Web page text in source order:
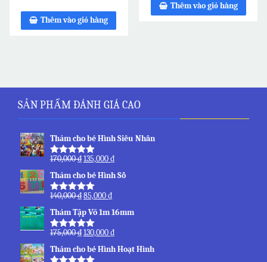
Thêm vào giỏ hàng
Thêm vào giỏ hàng
SẢN PHẨM ĐÁNH GIÁ CAO
Thảm cho bé Hình Siêu Nhân
Được xếp
sao
170,000₫135,000₫
Thảm cho bé Hình Số
Được xếp
sao
140,000₫85,000₫
Thảm Tập Võ 1m 16mm
Được xếp
sao
175,000₫130,000₫
Thảm cho bé Hình Hoạt Hình